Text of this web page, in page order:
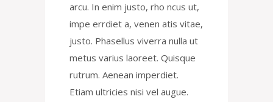
arcu. In enim justo, rho ncus ut,
impe errdiet a, venen atis vitae,
justo. Phasellus viverra nulla ut
metus varius laoreet. Quisque
rutrum. Aenean imperdiet.
Etiam ultricies nisi vel augue.